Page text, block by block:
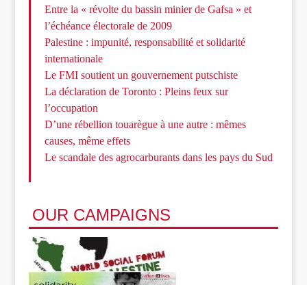
Entre la « révolte du bassin minier de Gafsa » et
l’échéance électorale de 2009
Palestine : impunité, responsabilité et solidarité
internationale
Le FMI soutient un gouvernement putschiste
La déclaration de Toronto : Pleins feux sur
l’occupation
D’une rébellion touarègue à une autre : mêmes
causes, même effets
Le scandale des agrocarburants dans les pays du Sud
OUR CAMPAIGNS